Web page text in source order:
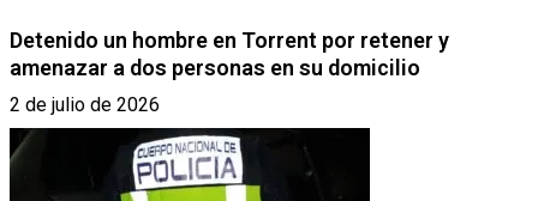
Detenido un hombre en Torrent por retener y
amenazar a dos personas en su domicilio
2 de julio de 2026